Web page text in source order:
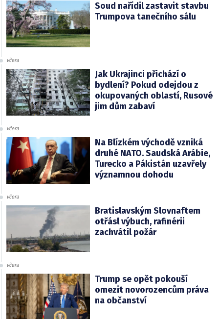
Soud nařídil zastavit stavbu
Trumpova tanečního sálu
včera
Jak Ukrajinci přichází o
bydlení? Pokud odejdou z
okupovaných oblastí, Rusové
jim dům zabaví
včera
Na Blízkém východě vzniká
druhé NATO. Saudská Arábie,
Turecko a Pákistán uzavřely
významnou dohodu
včera
Bratislavským Slovnaftem
otřásl výbuch, rafinérii
zachvátil požár
včera
Trump se opět pokouší
omezit novorozencům práva
na občanství